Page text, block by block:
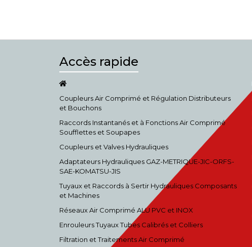
Accès rapide
Coupleurs Air Comprimé et Régulation Distributeurs
et Bouchons
Raccords Instantanés et à Fonctions Air Comprimé
Soufflettes et Soupapes
Coupleurs et Valves Hydrauliques
Adaptateurs Hydrauliques GAZ-METRIQUE-JIC-ORFS-
SAE-KOMATSU-JIS
Tuyaux et Raccords à Sertir Hydrauliques Composants
et Machines
Réseaux Air Comprimé ALU PVC et INOX
Enrouleurs Tuyaux Tubes Calibrés et Colliers
Filtration et Traitements Air Comprimé